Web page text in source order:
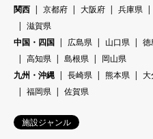
関西
京都府 大阪府 兵庫県
滋賀県
中国・四国
広島県 山口県 徳
高知県
島根県
岡山県
九州・沖縄
長崎県 熊本県 大
福岡県
佐賀県
施設ジャンル